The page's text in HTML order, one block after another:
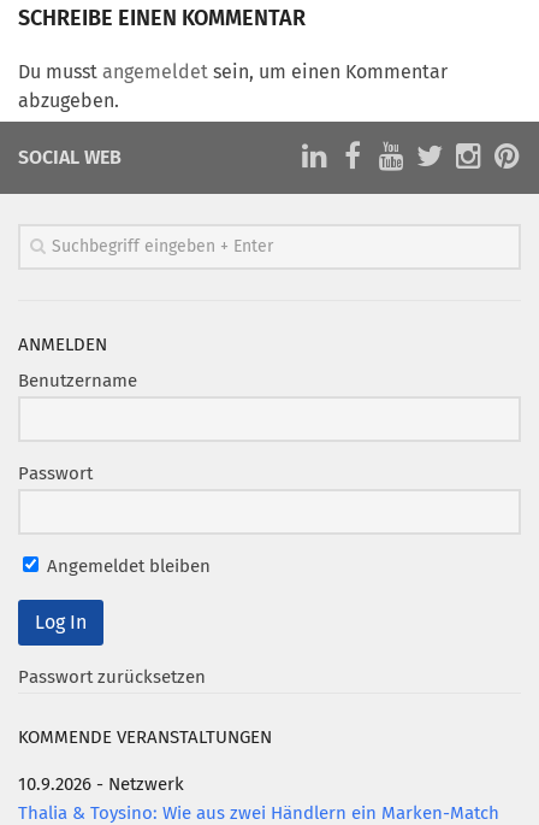
Marketing Pioniere
MarketingFrauen
Münchner Marketingpreis
Mentoring
Bundesverband Marketing Clubs
CLUB-KOMMUNIKATION
MCM Club TV
PODCAST
AKTUELLES
SCHREIBE EINEN KOMMENTAR
Du musst angemeldet sein, um einen Kommentar
abzugeben.
SOCIAL WEB
ANMELDEN
Benutzername
Passwort
Angemeldet bleiben
Passwort zurücksetzen
KOMMENDE VERANSTALTUNGEN
10.9.2026 - Netzwerk
Thalia & Toysino: Wie aus zwei Händlern ein Marken-Match